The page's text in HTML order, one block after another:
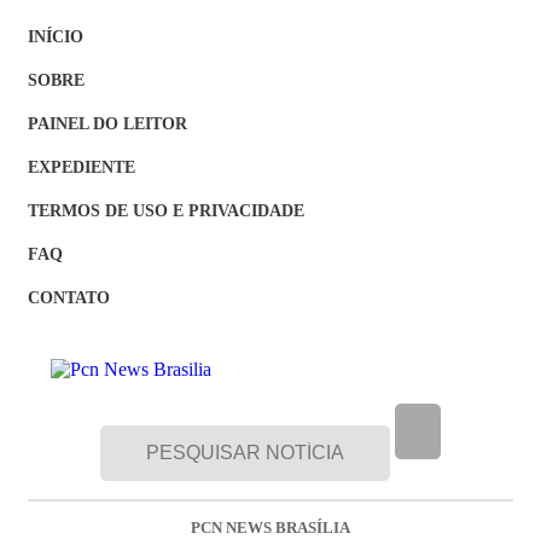
INÍCIO
SOBRE
PAINEL DO LEITOR
EXPEDIENTE
TERMOS DE USO E PRIVACIDADE
FAQ
CONTATO
PCN NEWS BRASÍLIA